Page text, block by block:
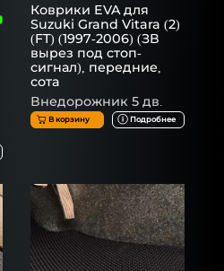
Коврики EVA для
Suzuki Grand Vitara (2)
(FT) (1997-2006) (ЗВ
вырез под стоп-
сигнал), передние,
сота
Внедорожник 5 дв.
В корзину Подробнее